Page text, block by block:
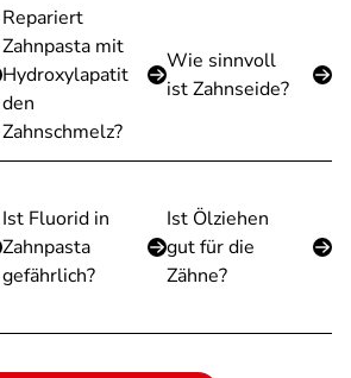
Repariert
Zahnpasta mit
Hydroxylapatit
den
Zahnschmelz?
Wie sinnvoll
ist Zahnseide?
Ist Fluorid in
Zahnpasta
gefährlich?
Ist Ölziehen
gut für die
Zähne?